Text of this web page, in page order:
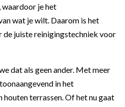
waardoor je het
wat je wilt. Daarom is het
de juiste reinigingstechniek voor
dat als geen ander. Met meer
in het
houten terrassen. Of het nu gaat